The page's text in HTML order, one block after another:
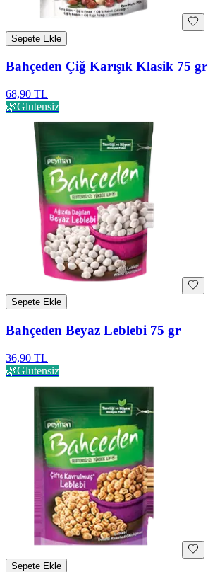
Sepete Ekle
Bahçeden Çiğ Karışık Klasik 75 gr
68,90 TL
🌿Glutensiz
Sepete Ekle
Bahçeden Beyaz Leblebi 75 gr
36,90 TL
🌿Glutensiz
Sepete Ekle